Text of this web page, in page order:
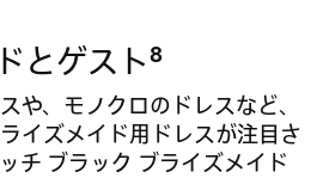
とゲスト 8
や、モノクロのドレスなど、
イズメイド用ドレスが注目さ
チ ブラック ブライズメイド